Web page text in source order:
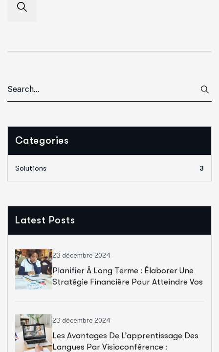
Categories
Solutions 3
Latest Posts
23 décembre 2024
Planifier À Long Terme : Élaborer Une
Stratégie Financière Pour Atteindre Vos
Compromettre Votre Budget Global.
23 décembre 2024
Les Avantages De L’apprentissage Des
Langues Par Visioconférence :